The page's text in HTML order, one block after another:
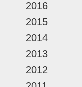
2016
2015
2014
2013
2012